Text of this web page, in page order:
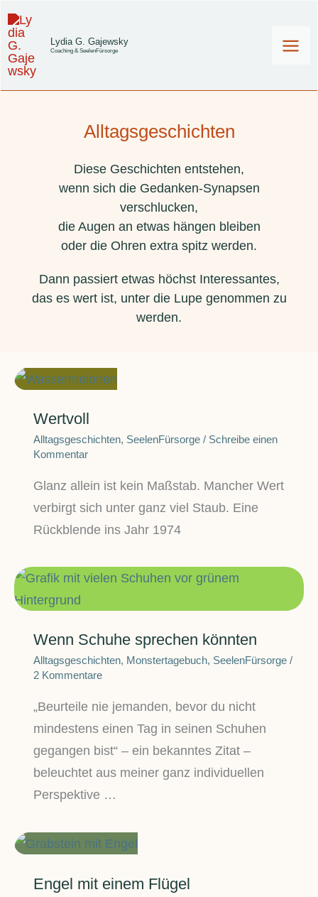
Zum
Inhalt
springen
Lydia G. Gajewsky
Coaching & SeelenFürsorge
Alltagsgeschichten
Diese Geschichten entstehen,
wenn sich die Gedanken-Synapsen
verschlucken,
die Augen an etwas hängen bleiben
oder die Ohren extra spitz werden.
Dann passiert etwas höchst Interessantes,
das es wert ist, unter die Lupe genommen zu
werden.
Wertvoll
Alltagsgeschichten, SeelenFürsorge / Schreibe einen
Kommentar
Glanz allein ist kein Maßstab. Mancher Wert
verbirgt sich unter ganz viel Staub. Eine
Rückblende ins Jahr 1974
Wenn Schuhe sprechen könnten
Alltagsgeschichten, Monstertagebuch, SeelenFürsorge /
2 Kommentare
„Beurteile nie jemanden, bevor du nicht
mindestens einen Tag in seinen Schuhen
gegangen bist“ – ein bekanntes Zitat –
beleuchtet aus meiner ganz individuellen
Perspektive …
Engel mit einem Flügel